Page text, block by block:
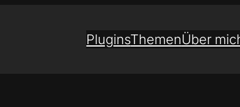
PluginsThemenÜber